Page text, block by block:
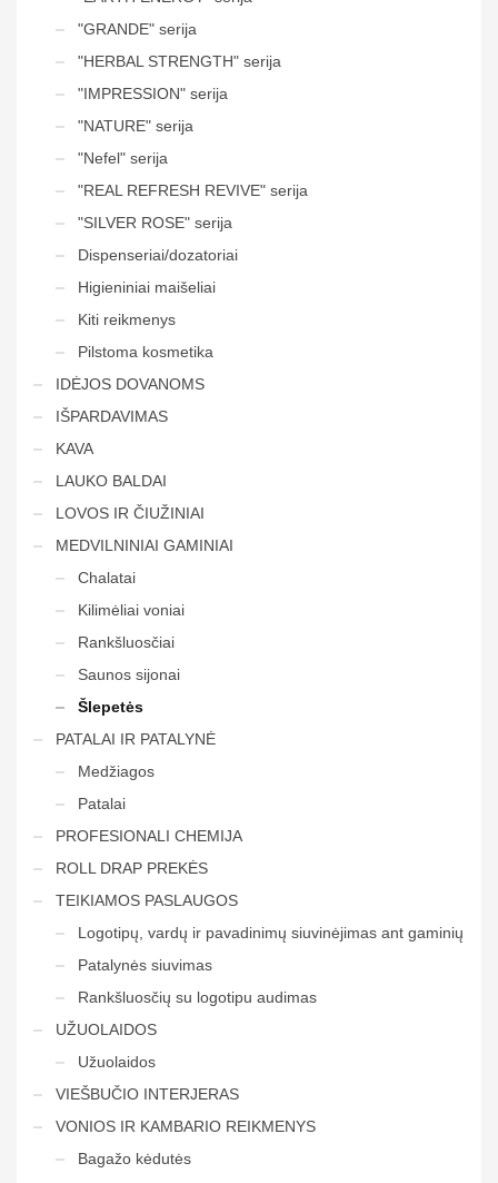
"GRANDE" serija
"HERBAL STRENGTH" serija
"IMPRESSION" serija
"NATURE" serija
"Nefel" serija
"REAL REFRESH REVIVE" serija
"SILVER ROSE" serija
Dispenseriai/dozatoriai
Higieniniai maišeliai
Kiti reikmenys
Pilstoma kosmetika
IDĖJOS DOVANOMS
IŠPARDAVIMAS
KAVA
LAUKO BALDAI
LOVOS IR ČIUŽINIAI
MEDVILNINIAI GAMINIAI
Chalatai
Kilimėliai voniai
Rankšluosčiai
Saunos sijonai
Šlepetės
PATALAI IR PATALYNĖ
Medžiagos
Patalai
PROFESIONALI CHEMIJA
ROLL DRAP PREKĖS
TEIKIAMOS PASLAUGOS
Logotipų, vardų ir pavadinimų siuvinėjimas ant gaminių
Patalynės siuvimas
Rankšluosčių su logotipu audimas
UŽUOLAIDOS
Užuolaidos
VIEŠBUČIO INTERJERAS
VONIOS IR KAMBARIO REIKMENYS
Bagažo kėdutės